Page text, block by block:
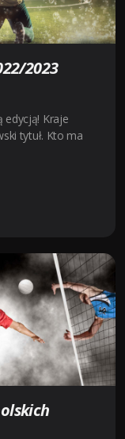
2023
edycją! Kraje
tytuł. Kto ma